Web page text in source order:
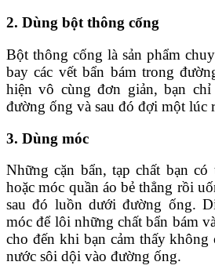
2. Dùng bột thông cống
Bột thông cống là sản phẩm
bay các vết bẩn bám trong
hiện vô cùng đơn giản, bạn
đường ống và sau đó đợi một lúc
3. Dùng móc
Những cặn bẩn, tạp chất bạn có
hoặc móc quần áo bẻ thẳng rồi
sau đó luồn dưới đường ống.
móc để lôi những chất bẩn bám
cho đến khi bạn cảm thấy không
nước sôi dội vào đường ống.